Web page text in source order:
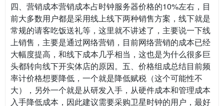
四、营销成本营销成本占时钟服务器价格的10%左右，目
前大多数用户都是采用线上线下两种销售方案，线下就是
常规的请客吃饭送礼等，这里就不讲述了，主要说一下线
上销售，主要是通过网络营销，目前网络营销的成本已经
大幅度提高，和线下成本几乎相当，这也是为什么很多巨
头都转向线下开实体店的原因。五、价格组成总结目前频
率计价格想要降低，一个就是降低赋税（这个可能性不
大），另外一个就是从研发入手，从硬件成本和管理成本
入手降低成本，因此建议需要采购卫星时钟的用户，最好